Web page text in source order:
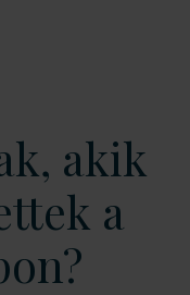
akik
a